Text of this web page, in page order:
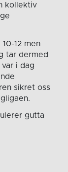
kollektiv
12 men
tar dermed
i dag
sikret oss
gutta